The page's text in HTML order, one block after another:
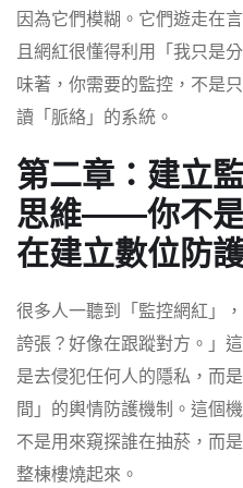
因為它們模糊。它們遊走在
且網紅很懂得利用「我只是
味著，你需要的監控，不是
讀「脈絡」的系統。
第二章：建立
思維——你不
在建立數位防
很多人一聽到「監控網紅」
誇張？好像在跟蹤對方。」
是去侵犯任何人的隱私，而
間」的輿情防護機制。這個
不是用來窺探誰在抽菸，而
整棟樓燒起來。